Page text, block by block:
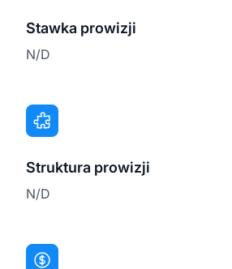
Stawka prowizji
N/D
Struktura prowizji
N/D